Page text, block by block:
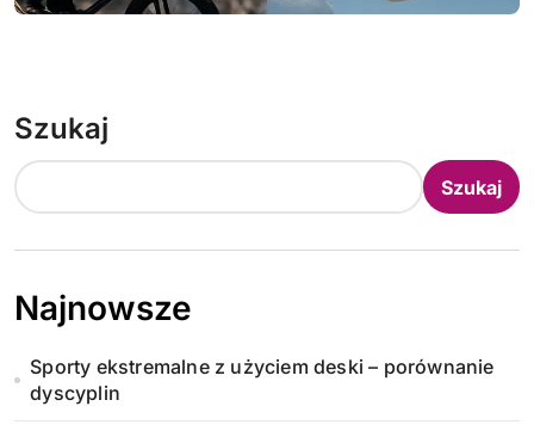
Szukaj
Szukaj
Najnowsze
Sporty ekstremalne z użyciem deski – porównanie
dyscyplin